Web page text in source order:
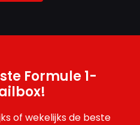
Formule 1-
of wekelijks de beste